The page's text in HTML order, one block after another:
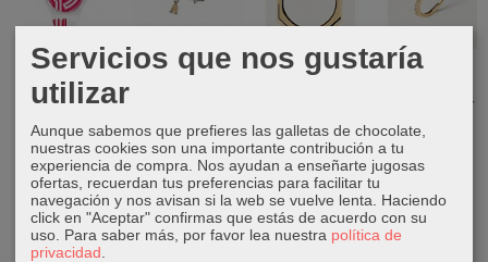
Swatch
Originals
GW214
75,00 €
Pdpaola
59,00 €
PDPAOLA
49,00 €
PDPAOLA
Gold AN01-
75,00 €
Servicios que nos gustaría
utilizar
Aunque sabemos que prefieres las galletas de chocolate,
nuestras cookies son una importante contribución a tu
experiencia de compra. Nos ayudan a enseñarte jugosas
ofertas, recuerdan tus preferencias para facilitar tu
navegación y nos avisan si la web se vuelve lenta. Haciendo
click en "Aceptar" confirmas que estás de acuerdo con su
uso. Para saber más, por favor lea nuestra política de
privacidad